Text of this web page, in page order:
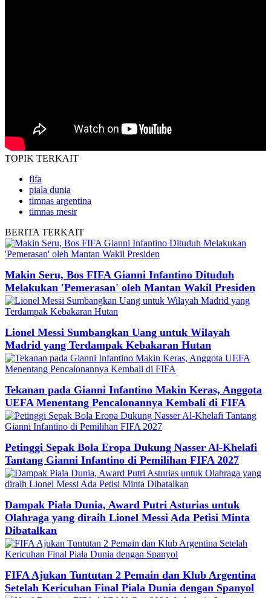
TOPIK TERKAIT
fifa
piala dunia
timnas argentina
timnas mesir
BERITA TERKAIT
Makin Seru, Bos FIFA Gianni Infantino Dituduh
Melakukan 'Pemerasan' oleh Mantan Wakil Presiden
Lionel Messi Sumbangkan Uang untuk Wilayah
Madrid yang Terdampak Kebakaran Hutan
Tekanan pada Gianni Infantino Makin Keras, Anggota
UEFA Menentang Pencalonannya Kembali di FIFA
Petinggi Sepak Bola Eropa Dukung Nasser Al-Khelafi
Tantang Gianni Infantino di Pemilihan FIFA 2027
Dampak Piala Dunia, Award Putri Asturias untuk
Olahraga yang diraih Lionel Messi Ada Petisi Minta
Dibatalkan
FIFA Ajukan Tuntutan 2 Pemain dan Klub Argentina
Setelah Kericuhan Final Piala Dunia dengan Spanyol